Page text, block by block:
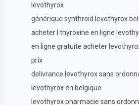
levothyrox
générique synthroid levothyrox
acheter l thyroxine en ligne
en ligne gratuite acheter
prix
delivrance levothyrox sans
levothyrox en belgique
levothyrox pharmacie sans